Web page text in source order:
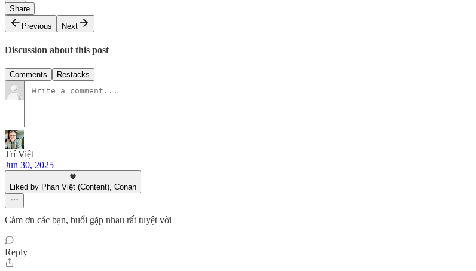
Share
Previous
Next
Discussion about this post
Comments Restacks
Trí Việt
Jun 30, 2025
Liked by Phan Việt (Content), Conan
Cảm ơn các bạn, buổi gặp nhau rất tuyệt vời
Reply